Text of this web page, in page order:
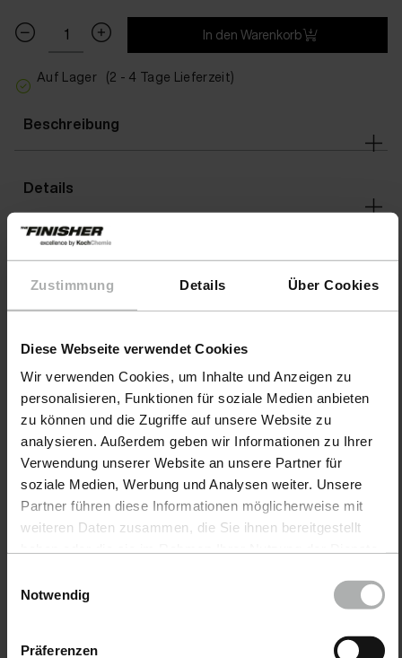
Zustimmung Details Über Cookies
Diese Webseite verwendet Cookies
Wir verwenden Cookies, um Inhalte und Anzeigen zu
personalisieren, Funktionen für soziale Medien anbieten
zu können und die Zugriffe auf unsere Website zu
analysieren. Außerdem geben wir Informationen zu Ihrer
Verwendung unserer Website an unsere Partner für
soziale Medien, Werbung und Analysen weiter. Unsere
Partner führen diese Informationen möglicherweise mit
weiteren Daten zusammen, die Sie ihnen bereitgestellt
Einstellungen zu den Cookies finden Sie unter
Notwendig
Präferenzen
In den Warenkorb
Auf Lager (2 - 4 Tage Lieferzeit)
Beschreibung
Details
Produkte
Autopflege
Bootspflege
COLOURLOCK Lederpflege